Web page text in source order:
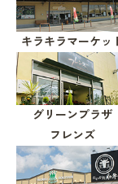
キラキラマーケッ
グリーンプラザ
フレンズ